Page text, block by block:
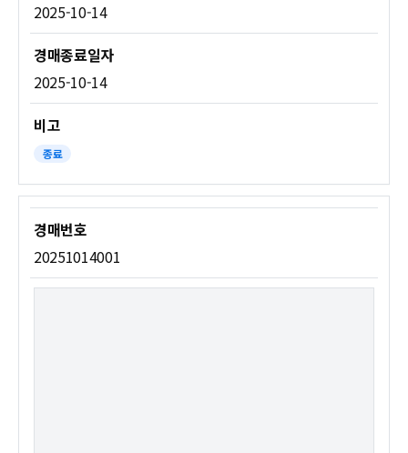
2025-10-14
2025-10-14
종료
20251014001